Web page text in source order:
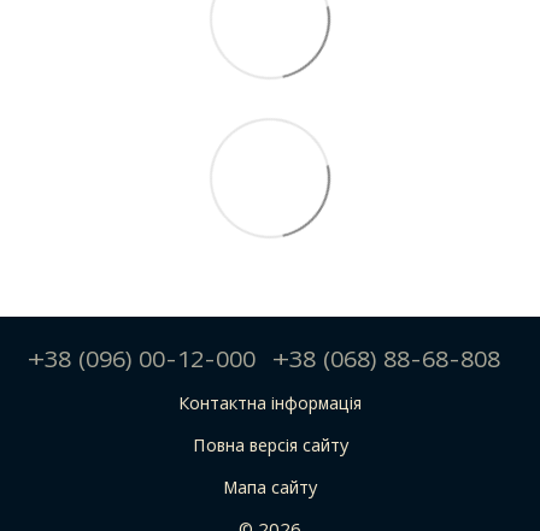
+38 (096) 00-12-000 +38 (068) 88-68-808
Контактна інформація
Повна версія сайту
Мапа сайту